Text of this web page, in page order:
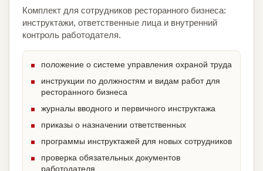
Комплект для сотрудников ресторанного бизнеса:
инструктажи, ответственные лица и внутренний
контроль работодателя.
положение о системе управления охраной труда
инструкции по должностям и видам работ для
ресторанного бизнеса
журналы вводного и первичного инструктажа
приказы о назначении ответственных
программы инструктажей для новых сотрудников
проверка обязательных документов
работодателя